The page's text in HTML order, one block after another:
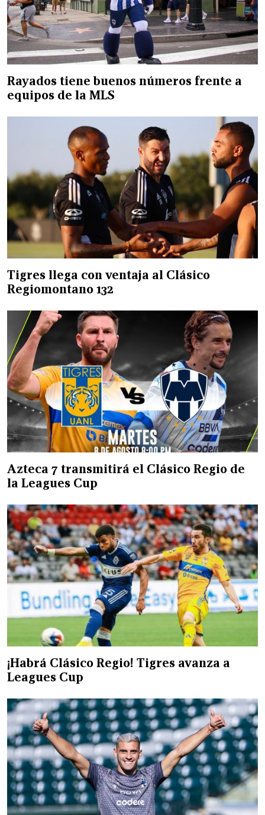
Rayados tiene buenos números frente a
equipos de la MLS
Tigres llega con ventaja al Clásico
Regiomontano 132
Azteca 7 transmitirá el Clásico Regio de
la Leagues Cup
¡Habrá Clásico Regio! Tigres avanza a
Leagues Cup